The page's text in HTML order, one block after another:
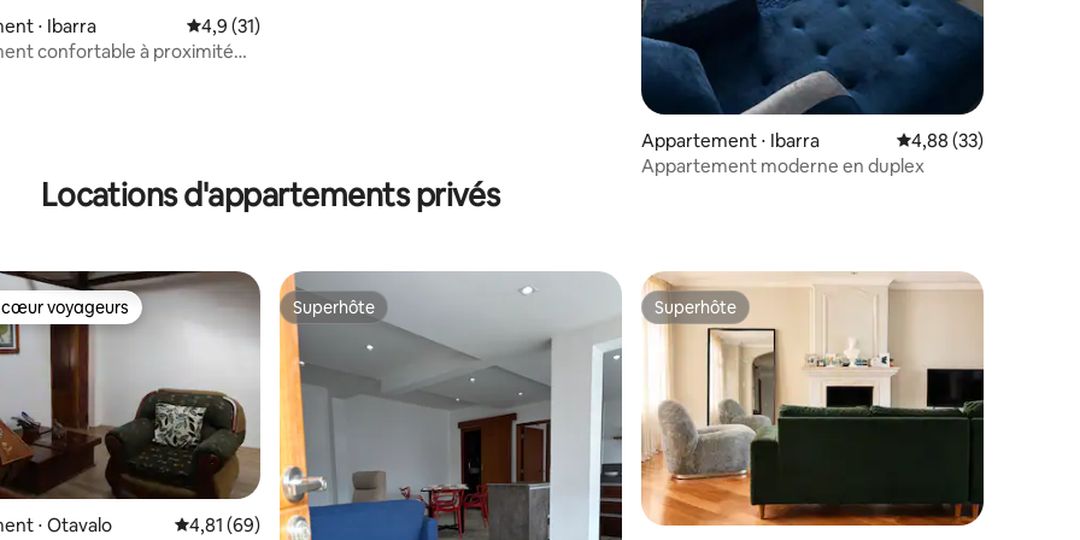
⋅ Ibarra Évaluation moyenne sur la base de 31 commentaires : 4,9 sur 5
4,9 (31)
confortable à proximité
Appartement ⋅ Ibarra Évaluation moyenne
4,88 (33)
Appartement moderne en duplex
Locations d'appartements privés
la base de 8 commentaires : 4,88 sur 5
cœur voyageurs
voyageurs
⋅ Otavalo Évaluation moyenne sur la base de 69 commentaires : 4,81 sur 5
4,81 (69)
Superhôte
Superhôte Superhôte
Superhôte